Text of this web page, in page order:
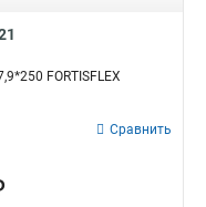
FORTISFLEX
Сравнить